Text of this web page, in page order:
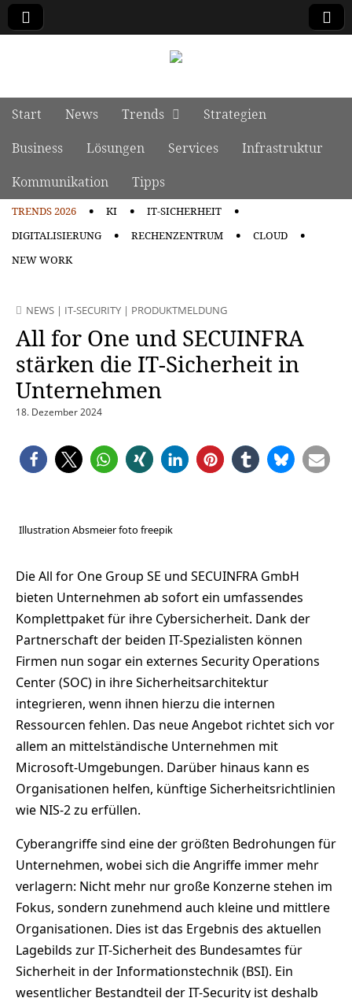
Main menu
Skip to content
Start News Trends
Strategien
Business
Lösungen Services
Infrastruktur
Kommunikation
Tipps
TRENDS 2026 KI
IT-SICHERHEIT
DIGITALISIERUNG
RECHENZENTRUM
CLOUD
NEW WORK
NEWS | IT-SECURITY | PRODUKTMELDUNG
All for One und SECUINFRA
stärken die IT-Sicherheit in
Unternehmen
18. Dezember 2024
Illustration Absmeier foto freepik
Die All for One Group SE und SECUINFRA GmbH
bieten Unternehmen ab sofort ein umfassendes
Komplettpaket für ihre Cybersicherheit. Dank der
Partnerschaft der beiden IT-Spezialisten können
Firmen nun sogar ein externes Security Operations
Center (SOC) in ihre Sicherheitsarchitektur
integrieren, wenn ihnen hierzu die internen
Ressourcen fehlen. Das neue Angebot richtet sich vor
allem an mittelständische Unternehmen mit
Microsoft-Umgebungen. Darüber hinaus kann es
Organisationen helfen, künftige Sicherheitsrichtlinien
wie NIS-2 zu erfüllen.
Cyberangriffe sind eine der größten Bedrohungen für
Unternehmen, wobei sich die Angriffe immer mehr
verlagern: Nicht mehr nur große Konzerne stehen im
Fokus, sondern zunehmend auch kleine und mittlere
Organisationen. Dies ist das Ergebnis des aktuellen
Lagebilds zur IT-Sicherheit des Bundesamtes für
Sicherheit in der Informationstechnik (BSI). Ein
wesentlicher Bestandteil der IT-Security ist deshalb